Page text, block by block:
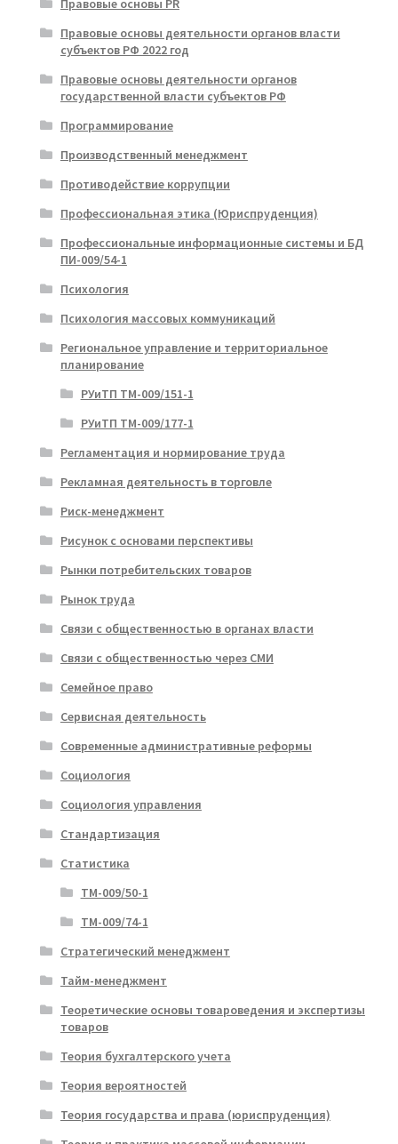
Правовые основы PR
Правовые основы деятельности органов власти
субъектов РФ 2022 год
Правовые основы деятельности органов
государственной власти субъектов РФ
Программирование
Производственный менеджмент
Противодействие коррупции
Профессиональная этика (Юриспруденция)
Профессиональные информационные системы и БД
ПИ-009/54-1
Психология
Психология массовых коммуникаций
Региональное управление и территориальное
планирование
РУиТП ТМ-009/151-1
РУиТП ТМ-009/177-1
Регламентация и нормирование труда
Рекламная деятельность в торговле
Риск-менеджмент
Рисунок с основами перспективы
Рынки потребительских товаров
Рынок труда
Связи с общественностью в органах власти
Связи с общественностью через СМИ
Семейное право
Сервисная деятельность
Современные административные реформы
Социология
Социология управления
Стандартизация
Статистика
ТМ-009/50-1
ТМ-009/74-1
Стратегический менеджмент
Тайм-менеджмент
Теоретические основы товароведения и экспертизы
товаров
Теория бухгалтерского учета
Теория вероятностей
Теория государства и права (юриспруденция)